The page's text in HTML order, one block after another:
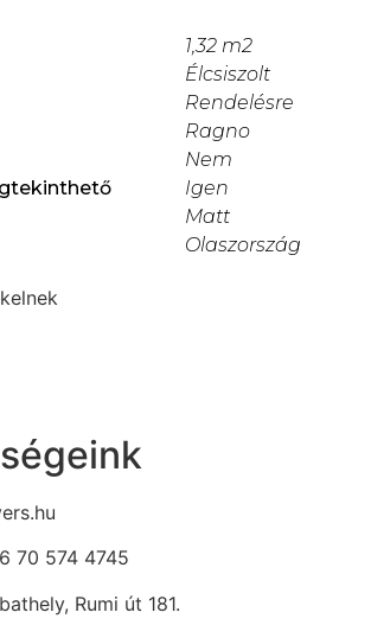
1,32 m2
Élcsiszolt
Rendelésre
Ragno
Nem
Igen
Matt
Olaszország
70 574 4745
Rumi út 181.